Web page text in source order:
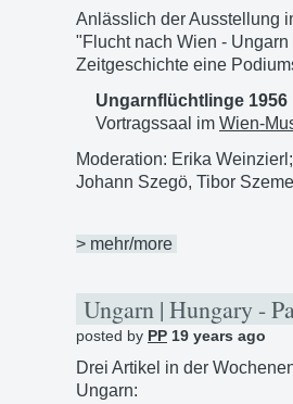
Anlässlich der Ausstellung
"Flucht nach Wien -
Zeitgeschichte eine
Ungarnflüchtlinge 1956
Vortragssaal im Wien-
Moderation: Erika
Johann Szegö, Tibor
> mehr/more
Ungarn | Hungary -
posted by PP 19 years ago
Drei Artikel in der
Ungarn: